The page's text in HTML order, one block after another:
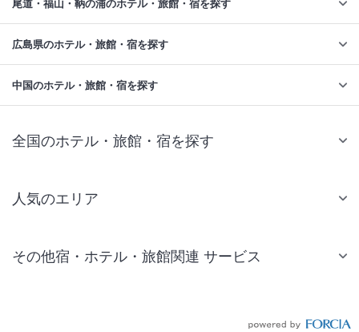
尾道・福山・鞆の浦のホテル・旅館・宿を探す
広島県のホテル・旅館・宿を探す
中国のホテル・旅館・宿を探す
全国のホテル・旅館・宿を探す
人気のエリア
仙台 ホテル
その他宿・ホテル・旅館関連 サービス